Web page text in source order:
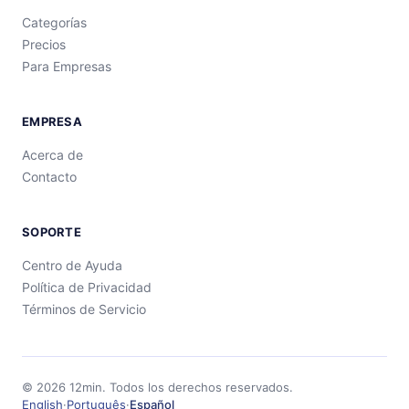
Categorías
Precios
Para Empresas
EMPRESA
Acerca de
Contacto
SOPORTE
Centro de Ayuda
Política de Privacidad
Términos de Servicio
© 2026 12min. Todos los derechos reservados.
English·Português·Español